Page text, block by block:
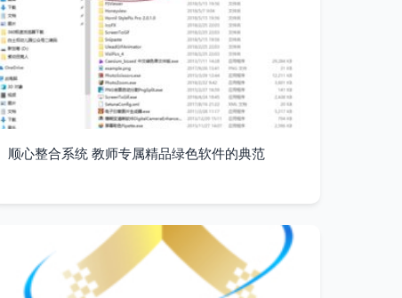
顺心整合系统 教师专属精品绿色软件的典范